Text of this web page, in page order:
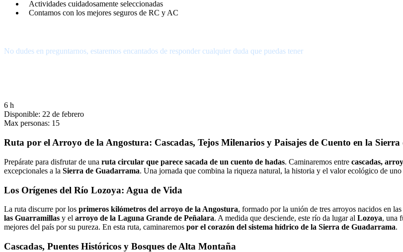
Actividades cuidadosamente seleccionadas
Contamos con los mejores seguros de RC y AC
No dudes en preguntarnos, estaremos encantados de responder cualquier duda que puedas tener
6 h
Disponible: 22 de febrero
Max personas: 15
Ruta por el Arroyo de la Angostura: Cascadas, Tejos Milenarios y Paisajes de Cuento en la
Prepárate para disfrutar de una ruta circular que parece sacada de un cuento de hadas. Caminaremos entre cascadas,
excepcionales a la Sierra de Guadarrama. Una jornada que combina la riqueza natural, la historia y el valor ecológico de
Los Orígenes del Río Lozoya: Agua de Vida
La ruta discurre por los primeros kilómetros del arroyo de la Angostura, formado por la unión de tres arroyos nacidos en
las Guarramillas y el arroyo de la Laguna Grande de Peñalara. A medida que desciende, este río da lugar al Lozoya, una
mejores del país por su pureza. En esta ruta, caminaremos por el corazón del sistema hídrico de la Sierra de Guadarrama.
Cascadas, Puentes Históricos y Bosques de Alta Montaña